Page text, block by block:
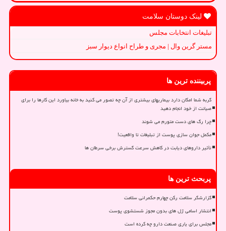
لینک دوستان سلامت
تبلیغات انتخابات مجلس
مستر گرین وال | مجری و طراح انواع دیوار سبز
پربیننده ترین ها
گربه شما امکان دارد بیماریهای بیشتری از آن چه تصور می کنید به خانه بیاورد این کارها را برای
صیانت از خود انجام دهید
چرا رگ های دست متورم می شوند
مکمل جوان سازی پوست از تبلیغات تا واقعیت!
تأثیر داروهای دیابت در کاهش سرعت گسترش برخی سرطان ها
پربحث ترین ها
گزارشگر سلامت رکن چهارم حکمرانی سلامت
انتشار اسامی ژل های بدون مجوز شستشوی پوست
مجلس برای یاری صنعت دارو چه کرده است